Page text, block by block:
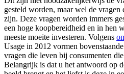
gesteld worden, maar wel de vragen
zijn. Deze vragen worden immers
een hoge koopbereidheid en in hen
meeste moeite investeren. Volgens
Usage in 2012 vormen
vragen die leven bij consumenten
Belangrijk is dat u het antwoord op